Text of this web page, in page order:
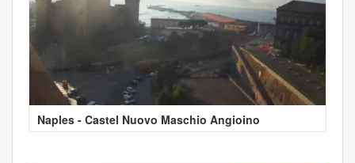
Naples - Castel Nuovo Maschio Angioino